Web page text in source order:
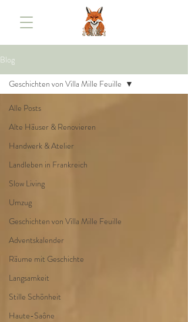
Blog
Alle Posts
Alte Häuser & Renovieren
Handwerk & Atelier
Landleben in Frankreich
Slow Living
Umzug
Geschichten von Villa Mille Feuille
Adventskalender
Räume mit Geschichte
Langsamkeit
Stille Schönheit
Haute-Saône
Geschichten von Villa Mille Feuille